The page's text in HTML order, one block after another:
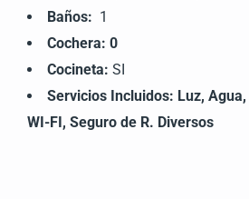
Baños: 1
Cochera: 0
Cocineta: SI
Servicios Incluidos: Luz,
WI-FI, Seguro de R. Diversos